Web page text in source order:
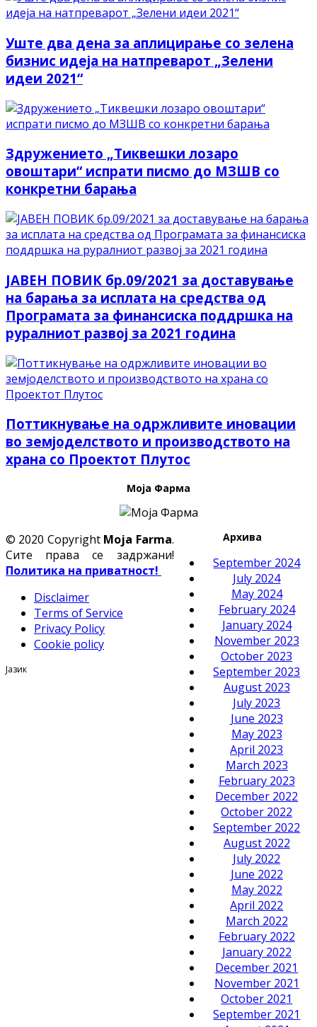
Уште два дена за аплицирање со зелена
бизнис идеја на натпреварот „Зелени
идеи 2021“
Здружението „Тиквешки лозаро
овоштари“ испрати писмо до МЗШВ со
конкретни барања
ЈАВЕН ПОВИК бр.09/2021 за доставување
на барања за исплата на средства од
Програмата за финансиска поддршка на
руралниот развој за 2021 година
Поттикнување на одржливите иновации
во земјоделството и производството на
храна со Проектот Плутос
Моја Фарма
Архива
September 2024
July 2024
May 2024
February 2024
January 2024
November 2023
October 2023
September 2023
August 2023
July 2023
June 2023
May 2023
April 2023
March 2023
February 2023
December 2022
October 2022
September 2022
August 2022
July 2022
June 2022
May 2022
April 2022
March 2022
February 2022
January 2022
December 2021
November 2021
October 2021
September 2021
© 2020 Copyright Moja Farma.
Сите права се задржани!
Политика на приватност!
Disclaimer
Terms of Service
Privacy Policy
Cookie policy
Јазик